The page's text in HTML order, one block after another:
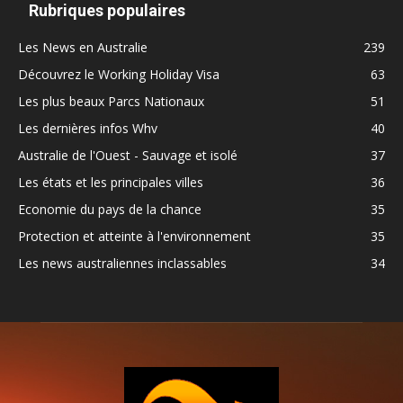
Rubriques populaires
Les News en Australie
239
Découvrez le Working Holiday Visa
63
Les plus beaux Parcs Nationaux
51
Les dernières infos Whv
40
Australie de l'Ouest - Sauvage et isolé
37
Les états et les principales villes
36
Economie du pays de la chance
35
Protection et atteinte à l'environnement
35
Les news australiennes inclassables
34